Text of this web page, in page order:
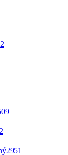
2
2951